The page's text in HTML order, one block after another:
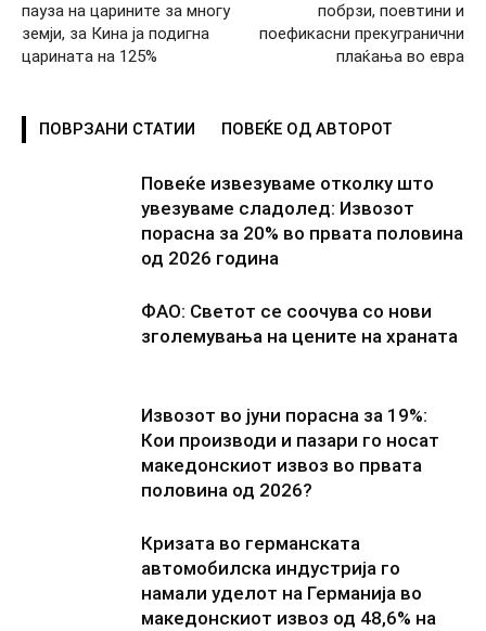
пауза на царините за многу
земји, за Кина ја подигна
царината на 125%
побрзи, поевтини и
поефикасни прекугранични
плаќања во евра
ПОВРЗАНИ СТАТИИ ПОВЕЌЕ ОД АВТОРОТ
Повеќе извезуваме отколку што
увезуваме сладолед: Извозот
порасна за 20% во првата половина
од 2026 година
ФАО: Светот се соочува со нови
зголемувања на цените на храната
Извозот во јуни порасна за 19%:
Кои производи и пазари го носат
македонскиот извоз во првата
половина од 2026?
Кризата во германската
автомобилска индустрија го
намали уделот на Германија во
македонскиот извоз од 48,6% на